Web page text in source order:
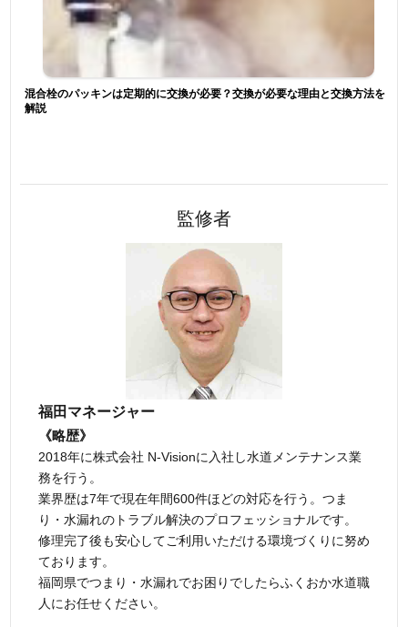
混合栓のパッキンは定期的に交換が必要？交換が必要な理由と交換方法を
解説
監修者
福田マネージャー
《略歴》
2018年に株式会社 N-Visionに入社し水道メンテナンス業
務を行う。
業界歴は7年で現在年間600件ほどの対応を行う。つま
り・水漏れのトラブル解決のプロフェッショナルです。
修理完了後も安心してご利用いただける環境づくりに努め
ております。
福岡県でつまり・水漏れでお困りでしたらふくおか水道職
人にお任せください。